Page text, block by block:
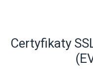
Certyfikaty